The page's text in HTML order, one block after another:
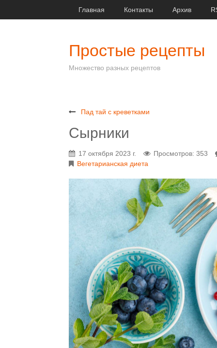
Главная Контакты Архив
Простые рецепты
Множество разных рецептов
Пад тай с креветками
Сырники
17 октября 2023 г. Просмотров: 353
Вегетарианская диета